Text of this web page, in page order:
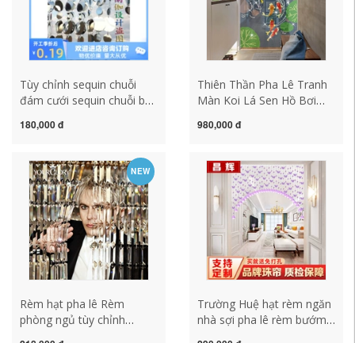
Tùy chỉnh sequin chuỗi
đám cưới sequin chuỗi bạc
trí sequin rèm sequin rèm
chuyển mành hạt gỗ
phong thủy
180,000 đ
Thiên Thần Pha Lê Tranh
Màn Koi Lá Sen Hồ Bơi
Vách Ngăn Cửa Màn rèm
980,000 đ
NEW
Rèm hạt pha lê Rèm
phòng ngủ tùy chỉnh
Trường Huệ hạt rèm ngăn
nhà sợi pha lê rèm bướm